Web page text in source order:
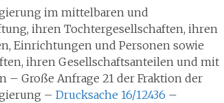
im mittelbaren und
ihren Tochtergesellschaften, ihren
Einrichtungen und Personen sowie
ihren Gesellschaftsanteilen und mit
Große Anfrage 21 der Fraktion der
– Drucksache 16/12436 –